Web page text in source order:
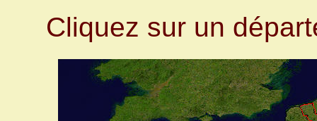
Cliquez sur un